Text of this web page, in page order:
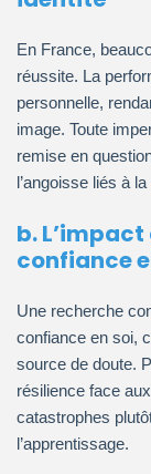
En France,
réussite. La
personnelle,
image. Toute
remise en
l’angoisse liés à
b.
confiance
Une recherche
confiance en soi,
source de doute.
résilience face
catastrophes
l’apprentissage.